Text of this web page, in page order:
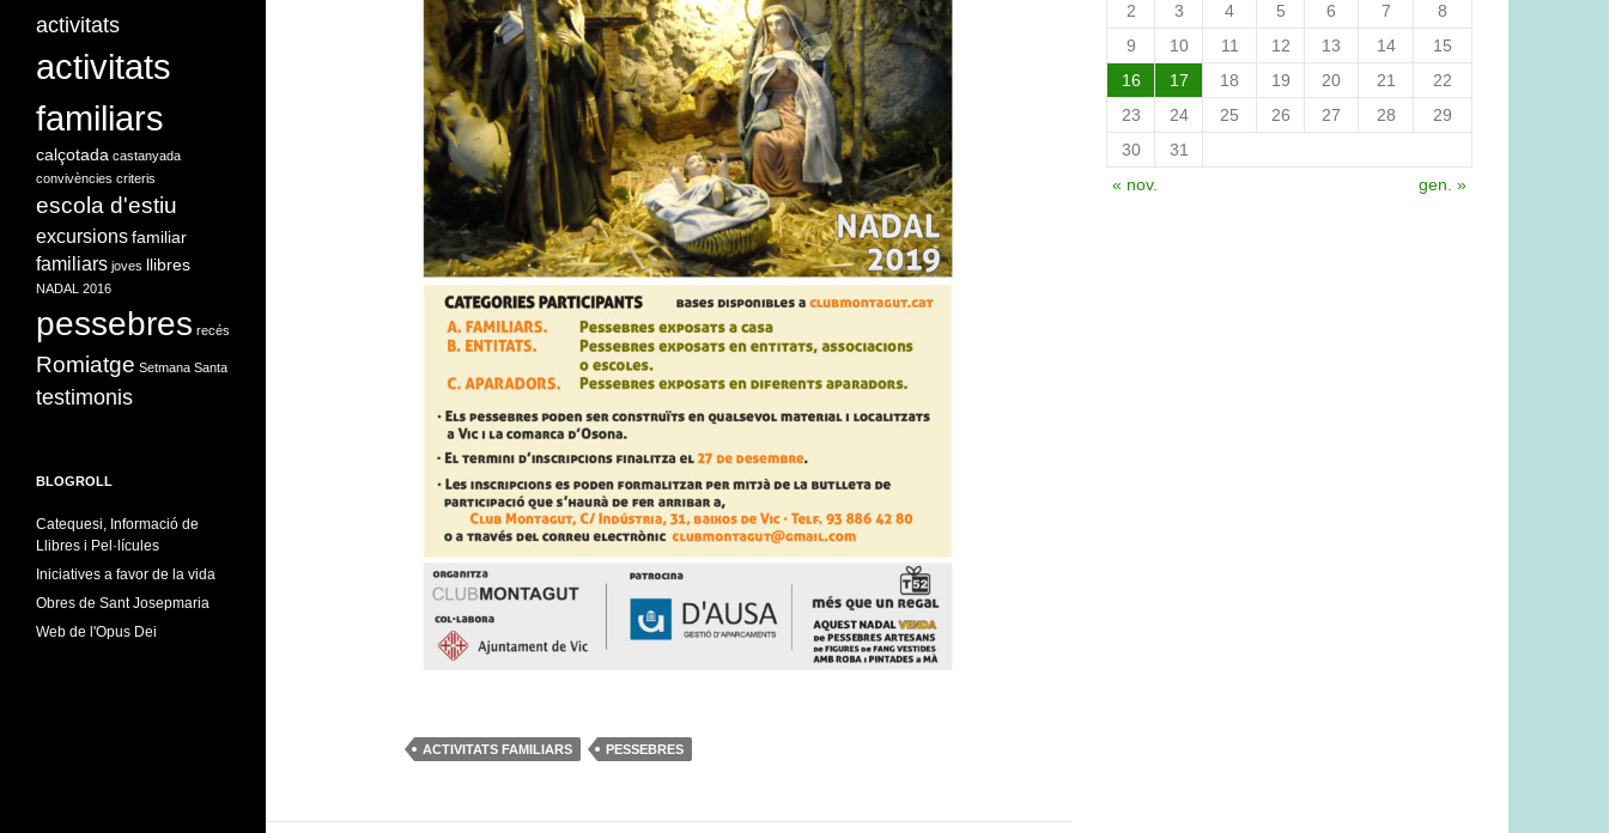
ACTIVITATS FAMILIARS PESSEBRES
2
3 4 5 6 7
8
9
10 11 12 13 14
15
16
17 18 19 20 21
22
23
24 25 26 27 28
29
30
31
« nov.
gen. »
activitats
activitats
familiars
calçotada castanyada
convivències criteris
escola d'estiu
excursions familiar
familiars joves llibres
NADAL 2016
pessebres recés
Romiatge Setmana Santa
testimonis
BLOGROLL
Catequesi, Informació de
Llibres i Pel·lícules
Iniciatives a favor de la vida
Obres de Sant Josepmaria
Web de l'Opus Dei